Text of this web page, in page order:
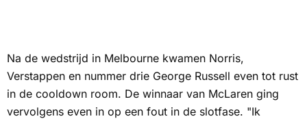
Na de wedstrijd in Melbourne kwamen Norris,
Verstappen en nummer drie George Russell even tot rust
in de cooldown room. De winnaar van McLaren ging
vervolgens even in op een fout in de slotfase. "Ik